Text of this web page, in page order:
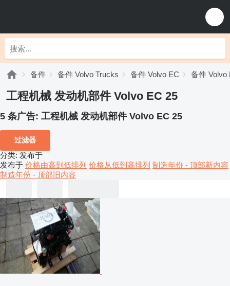
备件 备件 Volvo Trucks 备件 Volvo EC 备件 Volvo
工程机械 发动机部件 Volvo EC 25
5 条广告: 工程机械 发动机部件 Volvo EC 25
过滤器
分类: 发布于
发布于 价格由高到低排列 价格从低到高排列 制造年份 - 顶部新内容
制造年份 - 顶部旧内容